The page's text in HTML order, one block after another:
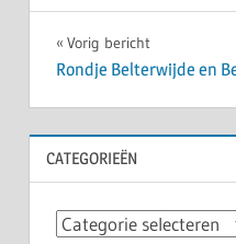
Bericht
navigatie
Vorig bericht
Rondje Belterwijde en
CATEGORIEËN
Categorieën